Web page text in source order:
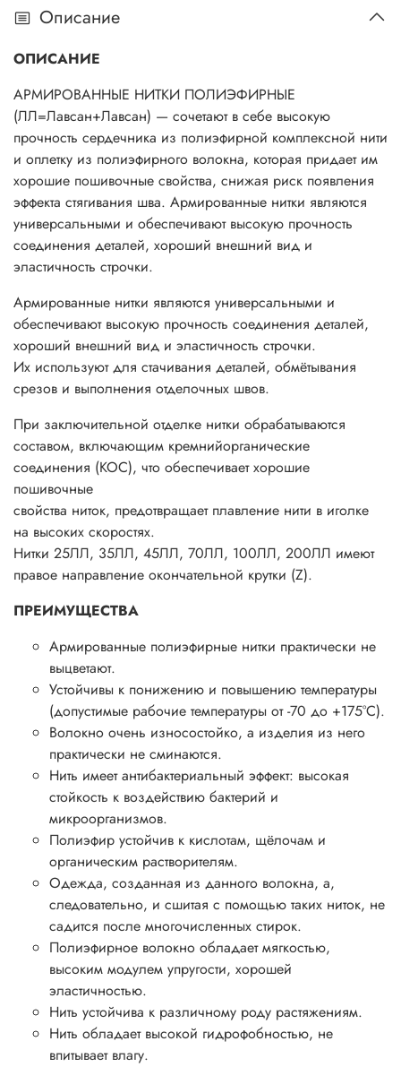
Описание
ОПИСАНИЕ
АРМИРОВАННЫЕ НИТКИ ПОЛИЭФИРНЫЕ
(ЛЛ=Лавсан+Лавсан) — сочетают в себе высокую
прочность сердечника из полиэфирной комплексной нити
и оплетку из полиэфирного волокна, которая придает им
хорошие пошивочные свойства, снижая риск появления
эффекта стягивания шва. Армированные нитки являются
универсальными и обеспечивают высокую прочность
соединения деталей, хороший внешний вид и
эластичность строчки.
Армированные нитки являются универсальными и
обеспечивают высокую прочность соединения деталей,
хороший внешний вид и эластичность строчки.
Их используют для стачивания деталей, обмётывания
срезов и выполнения отделочных швов.
При заключительной отделке нитки обрабатываются
составом, включающим кремнийорганические
соединения (КОС), что обеспечивает хорошие
пошивочные
свойства ниток, предотвращает плавление нити в иголке
на высоких скоростях.
Нитки 25ЛЛ, 35ЛЛ, 45ЛЛ, 70ЛЛ, 100ЛЛ, 200ЛЛ имеют
правое направление окончательной крутки (Z).
ПРЕИМУЩЕСТВА
Армированные полиэфирные нитки практически не
выцветают.
Устойчивы к понижению и повышению температуры
(допустимые рабочие температуры от -70 до +175°С).
Волокно очень износостойко, а изделия из него
практически не сминаются.
Нить имеет антибактериальный эффект: высокая
стойкость к воздействию бактерий и
микроорганизмов.
Полиэфир устойчив к кислотам, щёлочам и
органическим растворителям.
Одежда, созданная из данного волокна, а,
следовательно, и сшитая с помощью таких ниток, не
садится после многочисленных стирок.
Полиэфирное волокно обладает мягкостью,
высоким модулем упругости, хорошей
эластичностью.
Нить устойчива к различному роду растяжениям.
Нить обладает высокой гидрофобностью, не
впитывает влагу.